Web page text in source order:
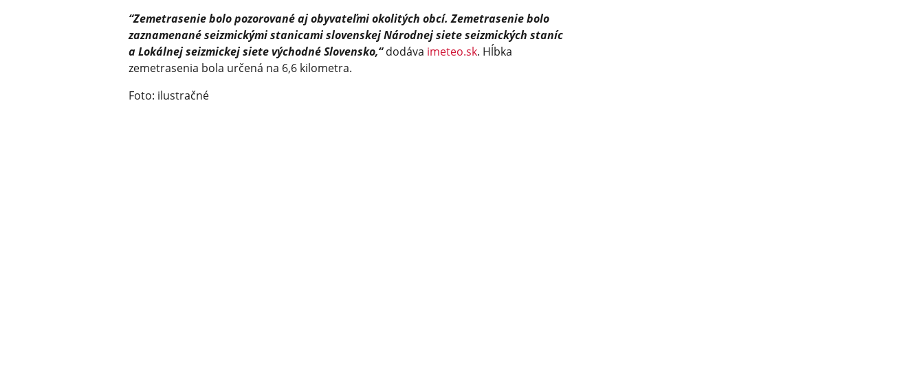
“Zemetrasenie bolo pozorované aj obyvateľmi okolitých obcí. Zemetrasenie bolo
zaznamenané seizmickými stanicami slo­venskej Národnej siete seizmických staníc
a Lokálnej seizmickej siete východné Slovensko,“dodáva imeteo.sk. Hĺbka
zemetrasenia bola určená na 6,6 kilometra.
Foto: ilustračné